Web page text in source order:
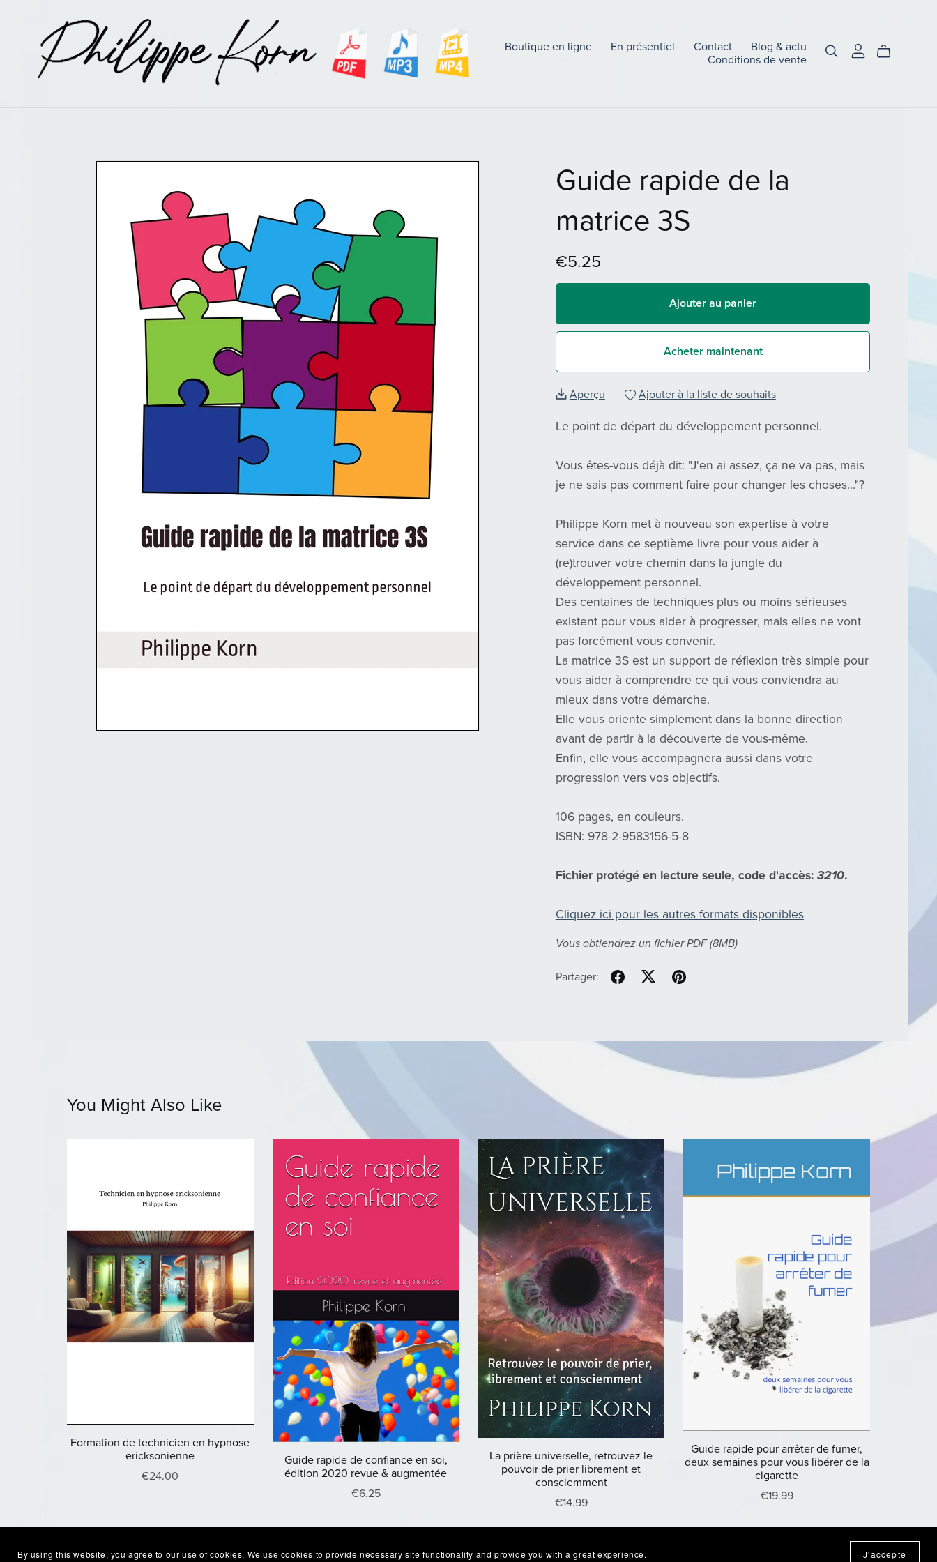
Boutique en ligne En présentiel Contact
Blog & actu
Conditions de vente
Guide rapide de la
matrice 3S
€5.25
Ajouter au panier
Acheter maintenant
Aperçu Ajouter à la liste de souhaits
Le point de départ du développement personnel.
Vous êtes-vous déjà dit: "J'en ai assez, ça ne va pas, mais
je ne sais pas comment faire pour changer les choses..."?
Philippe Korn met à nouveau son expertise à votre
service dans ce septième livre pour vous aider à
(re)trouver votre chemin dans la jungle du
développement personnel.
Des centaines de techniques plus ou moins sérieuses
existent pour vous aider à progresser, mais elles ne vont
pas forcément vous convenir.
La matrice 3S est un support de réflexion très simple pour
vous aider à comprendre ce qui vous conviendra au
mieux dans votre démarche.
Elle vous oriente simplement dans la bonne direction
avant de partir à la découverte de vous-même.
Enfin, elle vous accompagnera aussi dans votre
progression vers vos objectifs.
106 pages, en couleurs.
ISBN: 978-2-9583156-5-8
Fichier protégé en lecture seule, code d'accès: 3210.
Cliquez ici pour les autres formats disponibles
Vous obtiendrez un fichier PDF(8MB)
Partager:
You Might Also Like
Formation de technicien en hypnose
ericksonienne
€24.00
Guide rapide de confiance en soi,
édition 2020 revue & augmentée
€6.25
La prière universelle, retrouvez le
pouvoir de prier librement et
consciemment
€14.99
Guide rapide pour arrêter de fumer,
deux semaines pour vous libérer de la
cigarette
€19.99
By using this website, you agree to our use of cookies. We use cookies to provide necessary site functionality and provide you with a great experience. J'accepte